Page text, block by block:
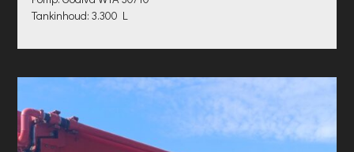
Tankinhoud: 3.300 L